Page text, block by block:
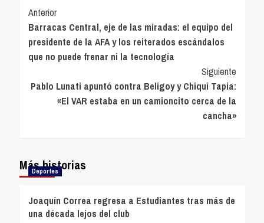
Navegación
de
entradas
Anterior
Barracas Central, eje de las miradas: el equipo del
presidente de la AFA y los reiterados escándalos
que no puede frenar ni la tecnología
Siguiente
Pablo Lunati apuntó contra Beligoy y Chiqui Tapia:
«El VAR estaba en un camioncito cerca de la
cancha»
Más historias
Deportes
Joaquín Correa regresa a Estudiantes tras más de
una década lejos del club